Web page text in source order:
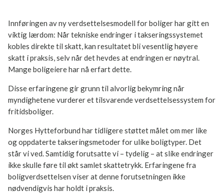
Innføringen av ny verdsettelsesmodell for boliger har gitt en
viktig lærdom: Når tekniske endringer i takseringssystemet
kobles direkte til skatt, kan resultatet bli vesentlig høyere
skatt i praksis, selv når det hevdes at endringen er nøytral.
Mange boligeiere har nå erfart dette.
Disse erfaringene gir grunn til alvorlig bekymring når
myndighetene vurderer et tilsvarende verdsettelsessystem for
fritidsboliger.
Norges Hytteforbund har tidligere støttet målet om mer like
og oppdaterte takseringsmetoder for ulike boligtyper. Det
står vi ved. Samtidig forutsatte vi – tydelig – at slike endringer
ikke skulle føre til økt samlet skattetrykk. Erfaringene fra
boligverdsettelsen viser at denne forutsetningen ikke
nødvendigvis har holdt i praksis.